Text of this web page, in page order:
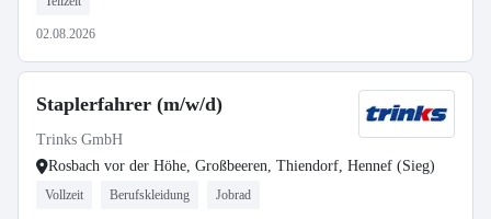
02.08.2026
Staplerfahrer (m/w/d)
Trinks GmbH
Rosbach vor der Höhe, Großbeeren, Thiendorf, Hennef (Sieg)
Vollzeit Berufskleidung Jobrad